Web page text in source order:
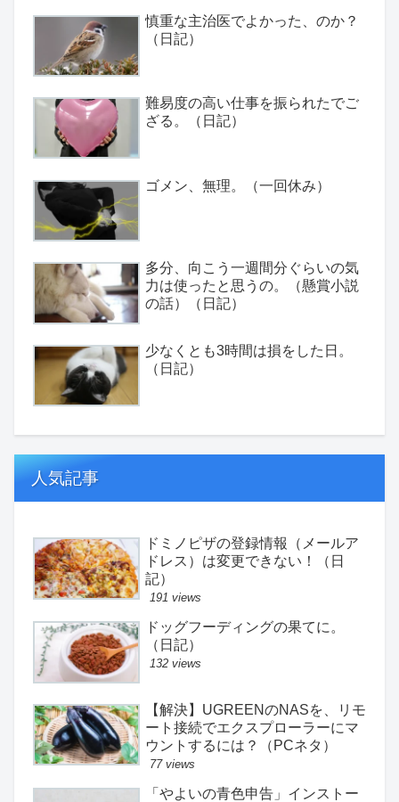
慎重な主治医でよかった、のか？
（日記）
難易度の高い仕事を振られたでご
ざる。（日記）
ゴメン、無理。（一回休み）
多分、向こう一週間分ぐらいの気
力は使ったと思うの。（懸賞小説
の話）（日記）
少なくとも3時間は損をした日。
（日記）
人気記事
ドミノピザの登録情報（メールア
ドレス）は変更できない！（日
記）
191 views
ドッグフーディングの果てに。
（日記）
132 views
【解決】UGREENのNASを、リモ
ート接続でエクスプローラーにマ
ウントするには？（PCネタ）
77 views
「やよいの青色申告」インストー